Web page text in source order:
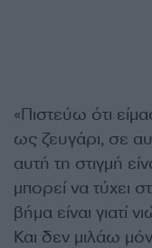
«Πιστεύω ότι
ως ζευγάρι, σε
αυτή τη στιγμή
μπορεί να τύχει
βήμα είναι γιατί
Και δεν μιλάω